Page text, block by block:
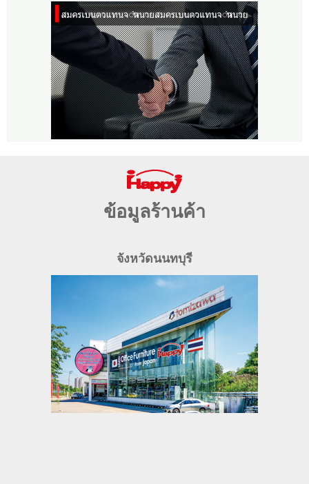
ข้อมูลร้านค้า
จังหวัดนนทบุรี